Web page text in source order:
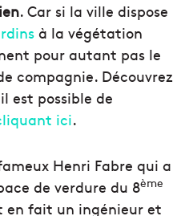
. Car si la ville dispose
à la végétation
pour autant pas le
compagnie. Découvrez
est possible de
ici.
Henri Fabre qui a
de verdure du 8ème
en fait un ingénieur et